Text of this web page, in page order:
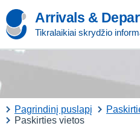
Arrivals &
Tikralaikiai skrydžio
Pagrindinį puslapį
Paskirties vietos